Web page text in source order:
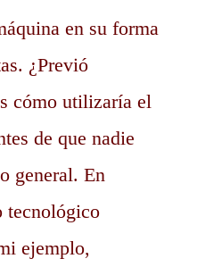
en su forma
¿Previó
cómo utilizaría el
de que nadie
general. En
tecnológico
ejemplo,